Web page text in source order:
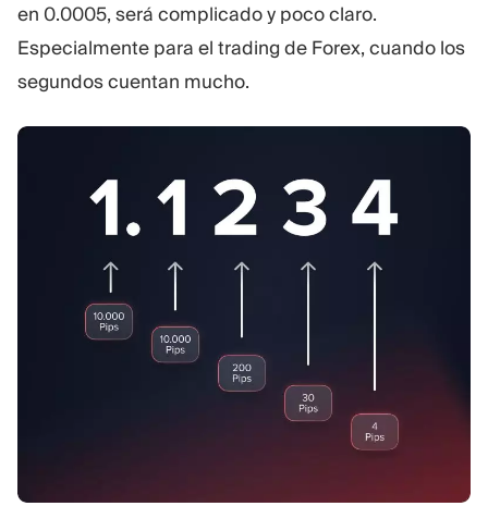
en 0.0005, será complicado y poco claro.
Especialmente para el trading de Forex, cuando los
segundos cuentan mucho.